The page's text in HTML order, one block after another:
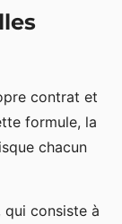
contrat et
formule, la
chacun
qui consiste à